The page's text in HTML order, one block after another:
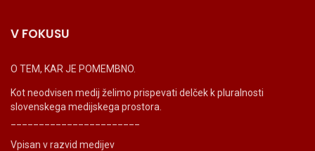
V FOKUSU
O TEM, KAR JE POMEMBNO.
Kot neodvisen medij želimo prispevati delček k pluralnosti
slovenskega medijskega prostora.
Vpisan v razvid medijev